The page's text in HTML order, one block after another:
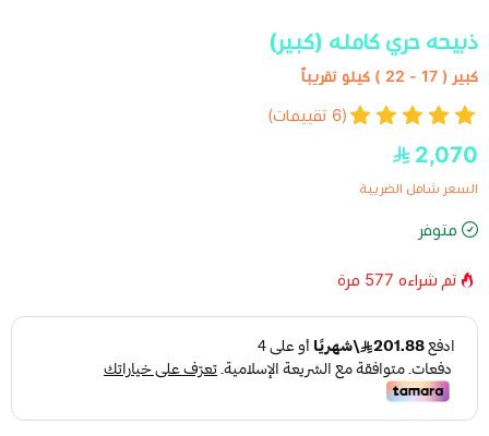
ذبيحه حري كامله (كبير)
كبير ( 17 - 22 ) كيلو تقريباً
(6 تقييمات)
2,070
السعر شامل الضريبة
متوفر
تم شراءه 577 مرة